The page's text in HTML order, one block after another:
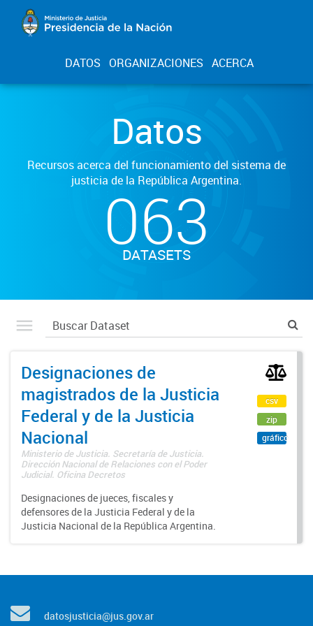
DATOS ORGANIZACIONES ACERCA
Datos
Recursos acerca del funcionamiento del sistema de
justicia de la República Argentina.
063
DATASETS
Designaciones de
magistrados de la Justicia
Federal y de la Justicia
Nacional
Ministerio de Justicia. Secretaría de Justicia.
Dirección Nacional de Relaciones con el Poder
Judicial. Oficina Decretos
Designaciones de jueces, fiscales y
defensores de la Justicia Federal y de la
Justicia Nacional de la República Argentina.
csv
zip
gráfico
datosjusticia@jus.gov.ar